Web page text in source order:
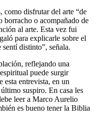
como disfrutar del arte “de
borracho o acompañado de
al arte. Esta vez fui
para explicarle sobre el
distinto”, señala.
reflejando una
puede surgir
esta entrevista, en un
suspiro. En casa les
leer a Marco Aurelio
es bueno tener la Biblia